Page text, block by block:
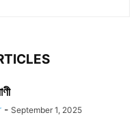
- September 1, 2025